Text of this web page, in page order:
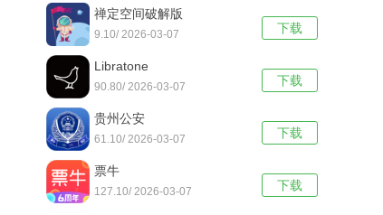
下载
禅定空间破解版
9.10/ 2026-03-07
下载
Libratone
90.80/ 2026-03-07
下载
贵州公安
61.10/ 2026-03-07
下载
票牛
127.10/ 2026-03-07